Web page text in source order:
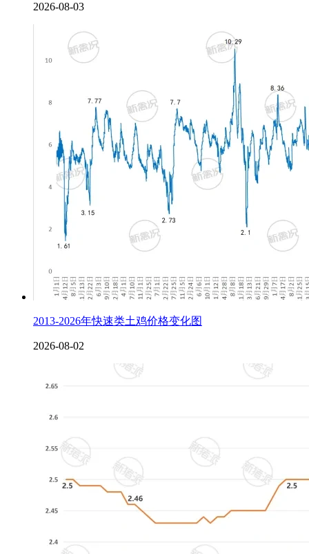
2026-08-03
2013-2026年快速类土鸡价格变化图
2026-08-02